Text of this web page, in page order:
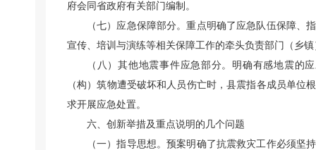
府会同省政府有关部门编制。
（七）应急保障部分。重点明确了应急队伍保障、
宣传、培训与演练等相关保障工作的牵头负责部门（乡
（八）其他地震事件应急部分。明确有感地震的
（构）筑物遭受破坏和人员伤亡时，县震指各成员单
求开展应急处置。
六、创新举措及重点说明的几个问题
（一）指导思想。预案明确了抗震救灾工作必须坚